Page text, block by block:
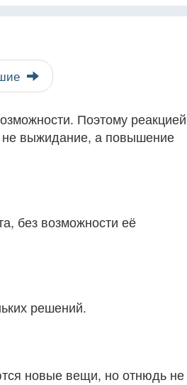
Поэтому реакцией
не выжидание, а повышение
без возможности её
решений.
новые вещи, но отнюдь не